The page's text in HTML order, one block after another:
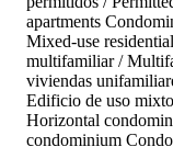
apartments
Mixed-use
multifamiliar /
viviendas
Edificio de uso
Horizontal
condominium